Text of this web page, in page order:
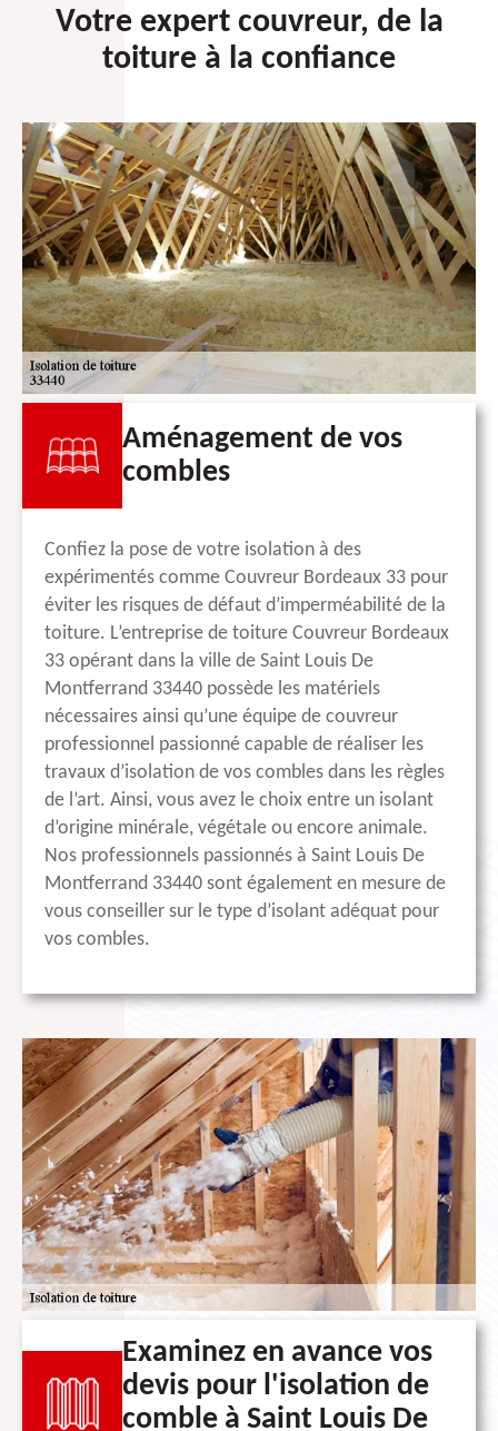
Votre expert couvreur, de la
toiture à la confiance
Aménagement de vos
combles
Confiez la pose de votre isolation à des
expérimentés comme Couvreur Bordeaux 33 pour
éviter les risques de défaut d’imperméabilité de la
toiture. L’entreprise de toiture Couvreur Bordeaux
33 opérant dans la ville de Saint Louis De
Montferrand 33440 possède les matériels
nécessaires ainsi qu’une équipe de couvreur
professionnel passionné capable de réaliser les
travaux d’isolation de vos combles dans les règles
de l’art. Ainsi, vous avez le choix entre un isolant
d’origine minérale, végétale ou encore animale.
Nos professionnels passionnés à Saint Louis De
Montferrand 33440 sont également en mesure de
vous conseiller sur le type d’isolant adéquat pour
vos combles.
Examinez en avance vos
devis pour l'isolation de
comble à Saint Louis De